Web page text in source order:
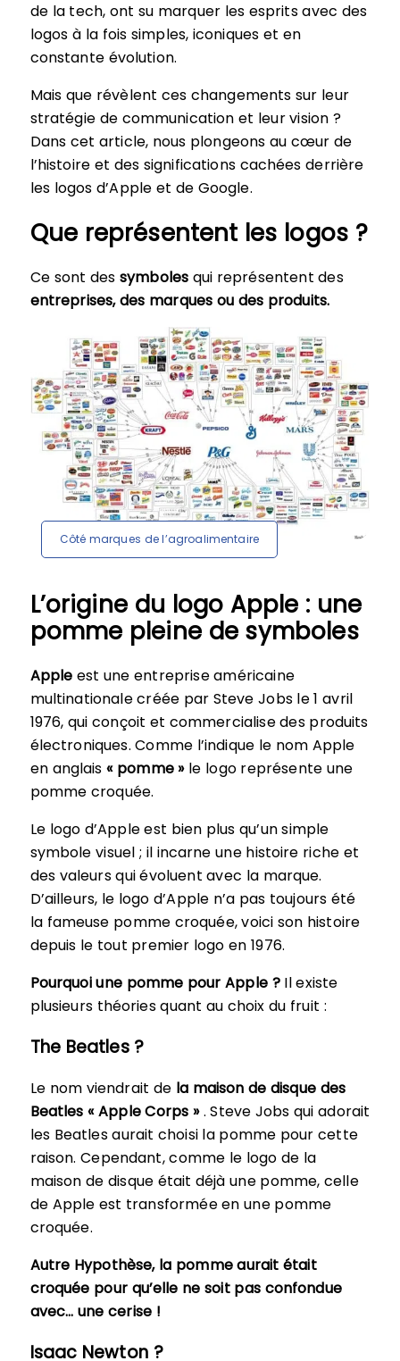
de la tech, ont su marquer les esprits avec des
logos à la fois simples, iconiques et en
constante évolution.
Mais que révèlent ces changements sur leur
stratégie de communication et leur vision ?
Dans cet article, nous plongeons au cœur de
l’histoire et des significations cachées derrière
les logos d’Apple et de Google.
Que représentent les logos ?
Ce sont des symboles qui représentent des
entreprises, des marques ou des produits.
Côté marques de l’agroalimentaire
L’origine du logo Apple : une
pomme pleine de symboles
Apple est une entreprise américaine
multinationale créée par Steve Jobs le 1 avril
1976, qui conçoit et commercialise des produits
électroniques. Comme l’indique le nom Apple
en anglais« pomme »le logo représente une
pomme croquée.
Le logo d’Apple est bien plus qu’un simple
symbole visuel ; il incarne une histoire riche et
des valeurs qui évoluent avec la marque.
D’ailleurs, le logo d’Apple n’a pas toujours été
la fameuse pomme croquée, voici son histoire
depuis le tout premier logo en 1976.
Pourquoi une pomme pour Apple ?Il existe
plusieurs théories quant au choix du fruit :
The Beatles ?
Le nom viendrait de la maison de disque des
Beatles « Apple Corps ». Steve Jobs qui adorait
les Beatles aurait choisi la pomme pour cette
raison. Cependant, comme le logo de la
maison de disque était déjà une pomme, celle
de Apple est transformée en une pomme
croquée.
Autre Hypothèse, la pomme aurait était
croquée pour qu’elle ne soit pas confondue
avec… une cerise !
Isaac Newton ?